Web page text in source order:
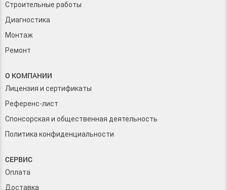
Строительные работы
Диагностика
Монтаж
Ремонт
О КОМПАНИИ
Лицензия и сертификаты
Референс-лист
Спонсорская и общественная деятельность
Политика конфиденциальности
СЕРВИС
Оплата
Доставка